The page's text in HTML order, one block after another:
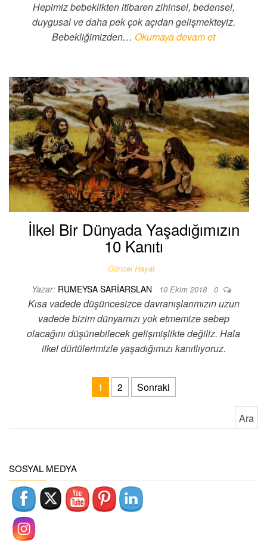
Hepimiz bebeklikten itibaren zihinsel, bedensel,
duygusal ve daha pek çok açıdan gelişmekteyiz.
Bebekliğimizden… Okumaya devam et
İlkel Bir Dünyada Yaşadığımızın
10 Kanıtı
Güncel Hayat
Yazar: RUMEYSA SARIARSLAN 10 Ekim 2018 0
Kısa vadede düşüncesizce davranışlarımızın uzun
vadede bizim dünyamızı yok etmemize sebep
olacağını düşünebilecek gelişmişlikte değiliz. Hala
ilkel dürtülerimizle yaşadığımızı kanıtlıyoruz.
Yazı sayfalaması
1 2
Sonraki
SOSYAL MEDYA